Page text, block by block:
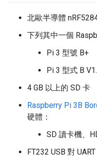
北歐半導體
下列其中一個
Pi 3 型號 B+
Pi 3 型式 B
4 GB 以上的 SD 卡
Raspberry Pi 3B
硬體：
SD 讀卡機、
FT232 USB 對